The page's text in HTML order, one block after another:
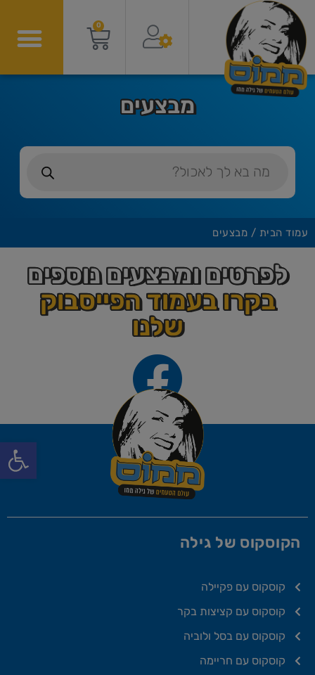
פתח
0
מבצעים
עמוד הבית / מבצעים
לפרטים ומבצעים נוספים
בקרו בעמוד הפייסבוק
שלנו
הקוסקוס של גילה
קוסקוס עם פקיילה
קוסקוס עם קציצות בקר
קוסקוס עם בסל ולוביה
קוסקוס עם חריימה